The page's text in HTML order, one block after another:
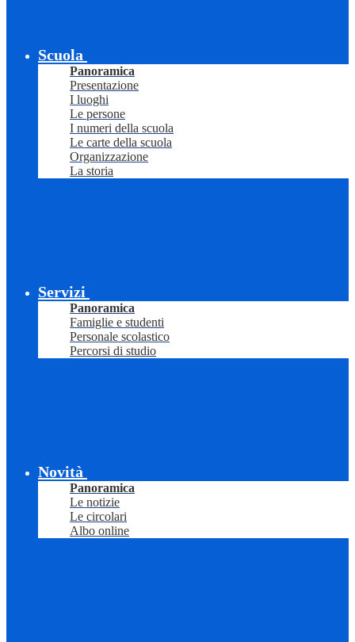
Scuola
Panoramica
Presentazione
I luoghi
Le persone
I numeri della scuola
Le carte della scuola
Organizzazione
La storia
Servizi
Panoramica
Famiglie e studenti
Personale scolastico
Percorsi di studio
Novità
Panoramica
Le notizie
Le circolari
Albo online